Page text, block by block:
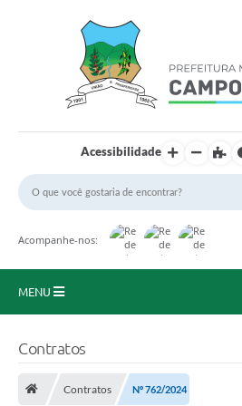
Acessibilidade
Acompanhe-nos:
MENU
Contratos
Contratos Nº 762/2024